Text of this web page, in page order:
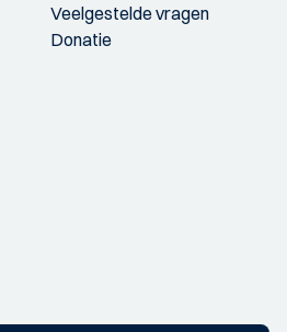
Veelgestelde vragen
Donatie